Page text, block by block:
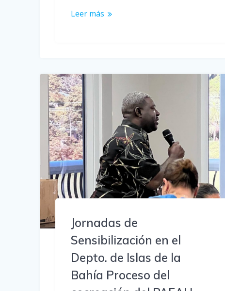
Leer más
Jornadas de
Sensibilización en el
Depto. de Islas de la
Bahía Proceso del